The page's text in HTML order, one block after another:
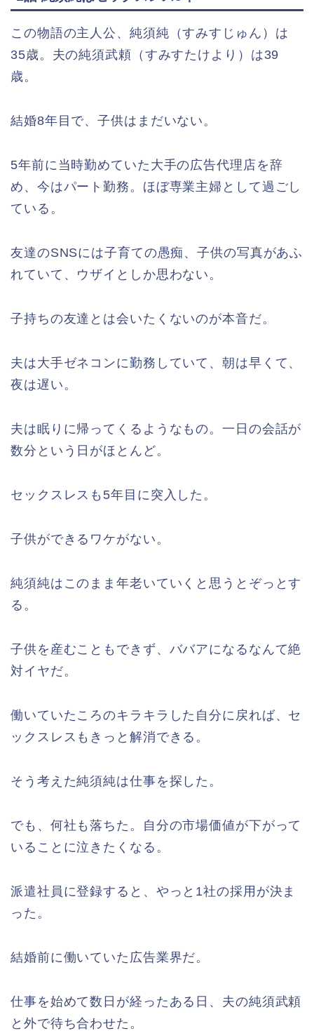
この物語の主人公、純須純（すみすじゅん）は
35歳。夫の純須武頼（すみすたけより）は39
歳。
結婚8年目で、子供はまだいない。
5年前に当時勤めていた大手の広告代理店を辞
め、今はパート勤務。ほぼ専業主婦として過ごし
ている。
友達のSNSには子育ての愚痴、子供の写真があふ
れていて、ウザイとしか思わない。
子持ちの友達とは会いたくないのが本音だ。
夫は大手ゼネコンに勤務していて、朝は早くて、
夜は遅い。
夫は眠りに帰ってくるようなもの。一日の会話が
数分という日がほとんど。
セックスレスも5年目に突入した。
子供ができるワケがない。
純須純はこのまま年老いていくと思うとぞっとす
る。
子供を産むこともできず、ババアになるなんて絶
対イヤだ。
働いていたころのキラキラした自分に戻れば、セ
ックスレスもきっと解消できる。
そう考えた純須純は仕事を探した。
でも、何社も落ちた。自分の市場価値が下がって
いることに泣きたくなる。
派遣社員に登録すると、やっと1社の採用が決ま
った。
結婚前に働いていた広告業界だ。
仕事を始めて数日が経ったある日、夫の純須武頼
と外で待ち合わせた。